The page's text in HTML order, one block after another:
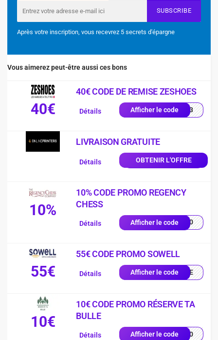
SUBSCRIBE
Après votre inscription, vous recevrez 5 secrets d'épargne
Vous aimerez peut-être aussi ces bons
40€
40€ CODE DE REMISE ZESHOES
Afficher le codeEKW3
Détails
LIVRAISON GRATUITE
OBTENIR L'OFFRE
Détails
10%
10% CODE PROMO REGENCY
CHESS
Afficher le codeME10
Détails
55€
55€ CODE PROMO SOWELL
Afficher le codeENUE
Détails
10€
10€ CODE PROMO RÉSERVE TA
BULLE
Afficher le codeTB10
Détails